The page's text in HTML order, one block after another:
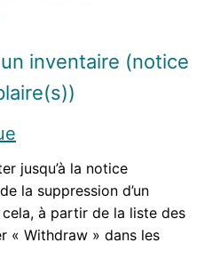
inventaire (notice
jusqu’à la notice
la suppression d’un
à partir de la liste des
« Withdraw » dans les